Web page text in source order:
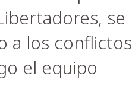
se
a los conflictos
el equipo